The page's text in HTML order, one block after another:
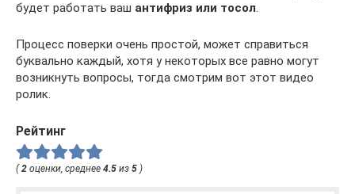
будет работать ваш антифриз или тосол.
Процесс поверки очень простой, может справиться
буквально каждый, хотя у некоторых все равно могут
возникнуть вопросы, тогда смотрим вот этот видео
ролик.
Рейтинг
(2 оценки, среднее 4.5 из 5 )